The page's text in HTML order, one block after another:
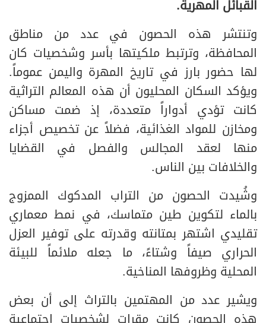
القبائل المهرية.
وتنتشر هذه الحصون في عدد من مناطق
المحافظة، وترتبط ملكيتها بأسر وشخصيات كان
لها حضور بارز في تاريخ المهرة واليمن عموماً.
ويؤكد السكان المحليون أن هذه المعالم التراثية
كانت تؤدي أدواراً متعددة، إذ ضمت مساكن
ومخازن للمواد الغذائية، فضلاً عن تخصيص أجزاء
منها لعقد المجالس والفصل في القضايا
والخلافات بين الناس.
وشُيدت الحصون من التراب المدكوك الممزوج
بالماء لتكوين طين متماسك، في نمط معماري
تقليدي اشتهر بمتانته وقدرته على توفير العزل
الحراري صيفاً وشتاءً، ما جعله ملائماً للبيئة
المحلية وظروفها المناخية.
ويشير عدد من المهتمين بالتراث إلى أن بعض
هذه الحصون كانت مقرات لشخصيات اجتماعية